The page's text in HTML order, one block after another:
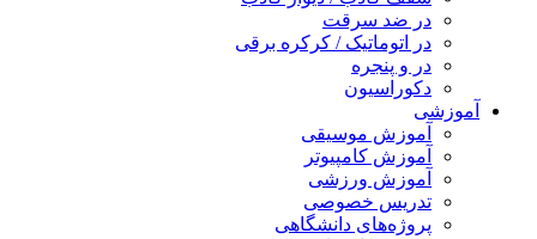
در ضد سرقت
در اتوماتیک / کرکره برقی
در و پنجره
دکوراسیون
آموزشی
آموزش موسیقی
آموزش کامپیوتر
آموزش ورزشی
تدریس خصوصی
پروژه‌های دانشگاهی